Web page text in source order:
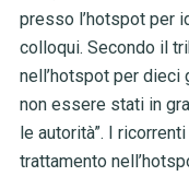
presso l’hotspot per
colloqui. Secondo il
nell’hotspot per dieci
non essere stati in
le autorità”. I
trattamento